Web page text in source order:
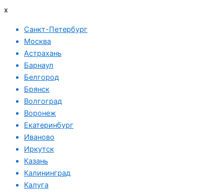
x
Санкт-Петербург
Москва
Астрахань
Барнаул
Белгород
Брянск
Волгоград
Воронеж
Екатеринбург
Иваново
Иркутск
Казань
Калининград
Калуга